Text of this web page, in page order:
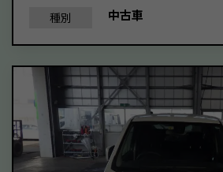
種別 中古車